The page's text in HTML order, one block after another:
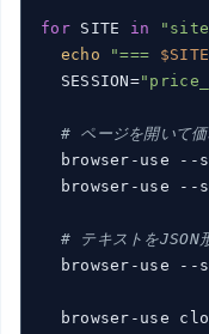
for SITE in
echo
"=== $SITE
  SESSION=
"price_
# ページを開いて
browser-use --
browser-use --
# テキストをJSON
browser-use --
browser-use